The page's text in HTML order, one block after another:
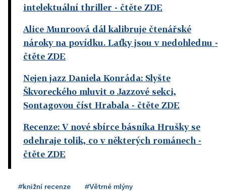
intelektuální thriller - čtěte ZDE
Alice Munroová dál kalibruje čtenářské
nároky na povídku. Laťky jsou v nedohlednu -
čtěte ZDE
Nejen jazz Daniela Konráda: Slyšte
Škvoreckého mluvit o Jazzové sekci,
Sontagovou číst Hrabala - čtěte ZDE
Recenze: V nové sbírce básníka Hrušky se
odehraje tolik, co v některých románech -
čtěte ZDE
#knižní recenze #Větrné mlýny